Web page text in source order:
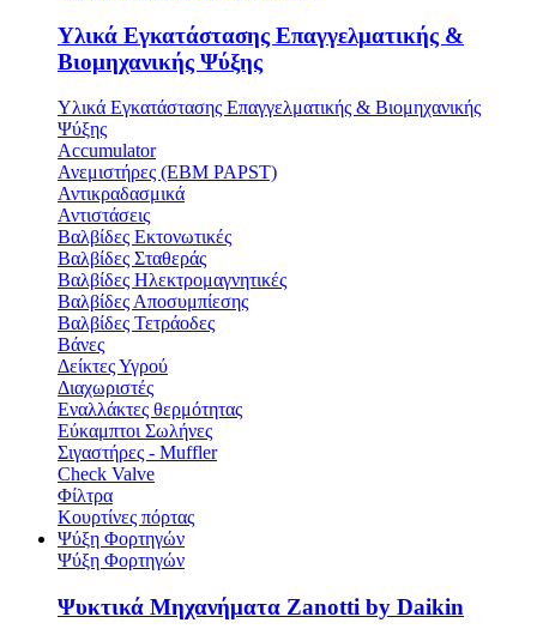
Υλικά Εγκατάστασης Επαγγελματικής &
Βιομηχανικής Ψύξης
Υλικά Εγκατάστασης Επαγγελματικής & Βιομηχανικής
Ψύξης
Accumulator
Ανεμιστήρες (ΕΒΜ PAPST)
Αντικραδασμικά
Αντιστάσεις
Βαλβίδες Εκτονωτικές
Βαλβίδες Σταθεράς
Βαλβίδες Ηλεκτρομαγνητικές
Βαλβίδες Αποσυμπίεσης
Βαλβίδες Τετράοδες
Βάνες
Δείκτες Υγρού
Διαχωριστές
Εναλλάκτες θερμότητας
Εύκαμπτοι Σωλήνες
Σιγαστήρες - Muffler
Check Valve
Φίλτρα
Κουρτίνες πόρτας
Ψύξη Φορτηγών
Ψύξη Φορτηγών
Ψυκτικά Μηχανήματα Zanotti by Daikin